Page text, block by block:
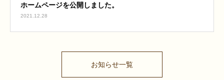
ホームページを公開しました。
2021.12.28
お知らせ一覧